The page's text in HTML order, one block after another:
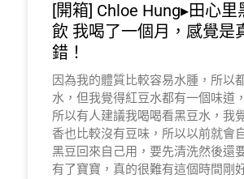
[開箱] Chloe Hung▸田心里
飲 我喝了一個月，感覺是
錯！
因為我的體質比較容易水腫，所以
水，但我覺得紅豆水都有一個味道
所以有人建議我喝喝看黑豆水，我
香也比較沒有豆味，所以以前就會
黑豆回來自己用，要先清洗然後還
有了寶寶，真的很難有這個時間剛